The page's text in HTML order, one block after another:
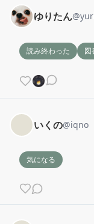
ゆりたん@
読み終わった 図
いくの@iqno
気になる